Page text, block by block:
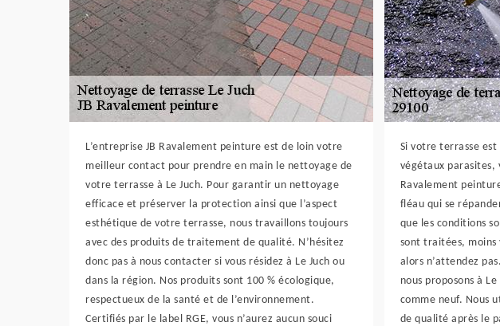
L’entreprise JB Ravalement peinture est de loin votre
meilleur contact pour prendre en main le nettoyage de
votre terrasse à Le Juch. Pour garantir un nettoyage
efficace et préserver la protection ainsi que l’aspect
esthétique de votre terrasse, nous travaillons toujours
avec des produits de traitement de qualité. N’hésitez
donc pas à nous contacter si vous résidez à Le Juch ou
dans la région. Nos produits sont 100 % écologique,
respectueux de la santé et de l’environnement.
Certifiés par le label RGE, vous n’aurez aucun souci
Si votre terrasse est
végétaux parasites,
Ravalement
fléau qui se
que les conditions
sont traitées, moins
alors n’attendez
nous proposons à
comme neuf. Nous
de qualité après le